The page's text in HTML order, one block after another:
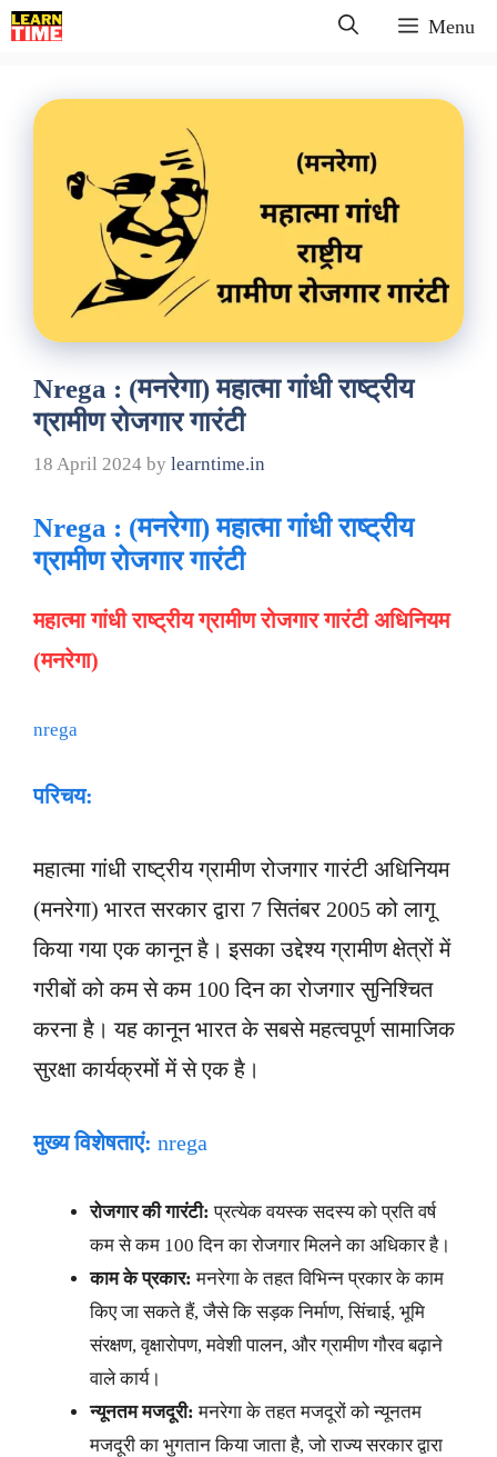
Skip
to
Menu
Nrega : (मनरेगा) महात्मा गांधी राष्ट्रीय
ग्रामीण रोजगार गारंटी
18 April 2024 by learntime.in
Nrega : (मनरेगा) महात्मा गांधी राष्ट्रीय
ग्रामीण रोजगार गारंटी
महात्मा गांधी राष्ट्रीय ग्रामीण रोजगार गारंटी अधिनियम
(मनरेगा)
nrega
परिचय:
महात्मा गांधी राष्ट्रीय ग्रामीण रोजगार गारंटी अधिनियम
(मनरेगा) भारत सरकार द्वारा 7 सितंबर 2005 को लागू
किया गया एक कानून है। इसका उद्देश्य ग्रामीण क्षेत्रों में
गरीबों को कम से कम 100 दिन का रोजगार सुनिश्चित
करना है। यह कानून भारत के सबसे महत्वपूर्ण सामाजिक
सुरक्षा कार्यक्रमों में से एक है।
मुख्य विशेषताएं: nrega
रोजगार की गारंटी: प्रत्येक वयस्क सदस्य को प्रति वर्ष
कम से कम 100 दिन का रोजगार मिलने का अधिकार है।
काम के प्रकार: मनरेगा के तहत विभिन्न प्रकार के काम
किए जा सकते हैं, जैसे कि सड़क निर्माण, सिंचाई, भूमि
संरक्षण, वृक्षारोपण, मवेशी पालन, और ग्रामीण गौरव बढ़ाने
वाले कार्य।
न्यूनतम मजदूरी: मनरेगा के तहत मजदूरों को न्यूनतम
मजदूरी का भुगतान किया जाता है, जो राज्य सरकार द्वारा